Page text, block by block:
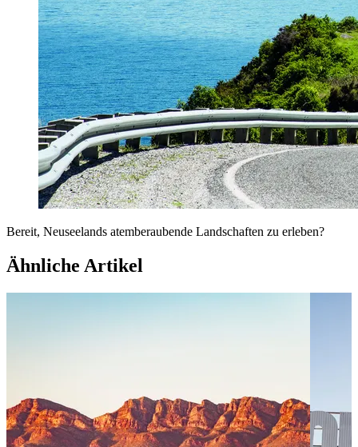
Bereit, Neuseelands atemberaubende Landschaften zu erleben?
Ähnliche Artikel